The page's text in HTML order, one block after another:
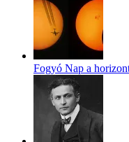
Fogyó Nap a